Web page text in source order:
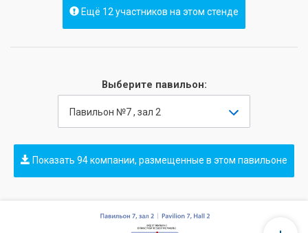
Ещё 12 участников на этом стенде
Выберите павильон:
Павильон №7 , зал 2
Показать 94 компании, размещенные в этом павильоне